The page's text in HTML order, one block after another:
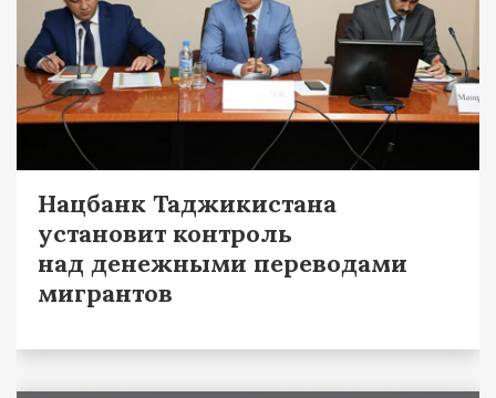
Нацбанк Таджикистана
установит контроль
над денежными переводами
мигрантов